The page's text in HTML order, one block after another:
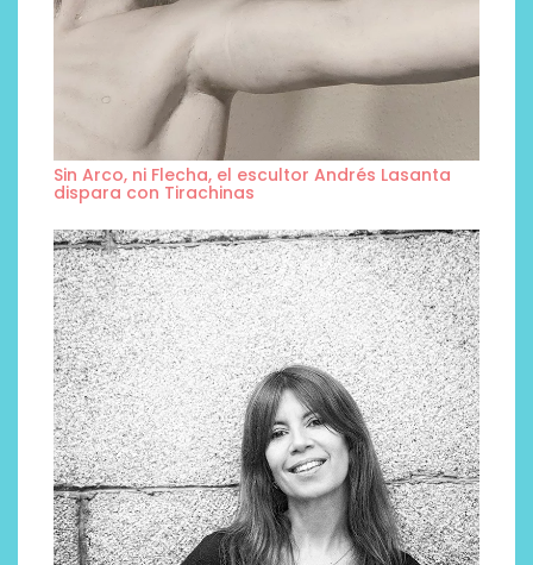
Sin Arco, ni Flecha, el escultor Andrés Lasanta
dispara con Tirachinas